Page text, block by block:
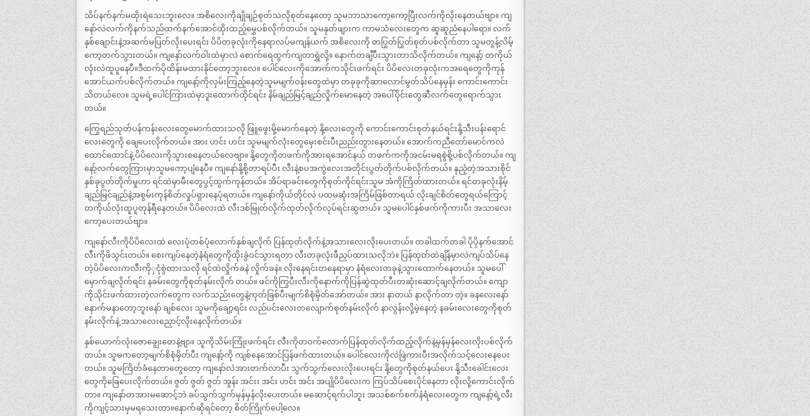
သိပ်နက်နက်မထိုးရဲသေးဘူးလေ။ အစိလေးကိုချိုချဉ်စုတ်သလိုစုတ်နေတော့ သူမဘာသာကော့ကော့ပြီးလက်ကိုလိုးနေတယ်ဗျာ။ ကျ
နော်လဲလက်ကိုနက်သည်ထက်နက်အောင်ထိုးထည့်မွှေပစ်လိုက်တယ်။ သူမနုတ်ဖျားက ကာမသံလေးတွေက ဆူဆူညံနေပါရော။ လက်
နှစ်ချောင်းနဲ့အဆက်မပြတ်လိုးပေးရင်း ပိပိတခုလုံးကိုနေရာလပ်မကျန်ယက် အစိလေးကို တပြွတ်ပြွတ်စုတ်ပစ်လိုက်တာ သူမတွန့်လိမ့်
ကော့တက်သွားတယ်။ ကျနော်လက်ဝါးထဲမှာလဲ စောက်ရေထွက်ကျတာရွှဲလို့။ နောက်တချီပီးသွားတာသိလိုက်တယ်။ ကျနော့် တကိုယ်
လုံးလဲထူပူနေပီ။ဒီထက်ပိုထိန်းမထားနိုင်တော့ဘူးလေ။ ပေါင်လေးကိုအောက်ကသိုင်းဖက်ရင်း ပိပိလေးတခုလုံးကအရေတွေကိုကုန်
အောင်ယက်ပစ်လိုက်တယ်။ ကျနော့်ကိုလှမ်းကြည့်နေတဲ့သူမမျက်ဝန်းတွေထဲမှာ တခုခုကိုဆာလောင်မွတ်သိပ်နေမှန်း ကောင်းကောင်း
သိတယ်လေ။ သူမရဲ့ပေါင်ကြားထဲမှာဒူးထောက်ထိုင်ရင်း နိမ်ချည်မြင့်ချည်လှိုက်မောနေတဲ့ အပေါ်ပိုင်းတွေဆီလက်တွေရောက်သွား
တယ်။
ကြွေရည်သုတ်ပန်ကန်းလေးတွေမောက်ထားသလို ဖြူဖွေးမို့မောက်နေတဲ့ နို့လေးတွေကို ကောင်းကောင်းစုတ်နယ်ရင်းနို့သီးပန်းရောင်
လေးတွေကို ချေပေးလိုက်တယ်။ အား ဟင်း ဟင်း သူမမျက်လုံးတွေမှေးစင်းပီးညည်းတွားနေတယ်။ အောက်ကညီတော်မောင်ကလဲ
ထောင်ထောင်နဲ့ ပိပိလေးကိုသွားစနေတယ်လေဗျာ။ နို့တွေကိုတဖက်ကိုအားရအောင်နယ် တဖက်ကကိုအငမ်းမရစွဲစို့ပစ်လိုက်တယ်။ ကျ
နော့်လက်တွေကြားမှာသူမကော့ပျံနေပီ။ ကျနော်နို့စို့တာရပ်ပီး လီးနဲ့စပအကွဲလေးအတိုင်းပွတ်တိုက်ပစ်လိုက်တယ်။ နုညံ့တဲ့အသားစိုင်
နှစ်ခုပွတ်တိုက်မှုဟာ ရင်ထဲမှာမီးတွေပွင့်ထွက်ကုန်တယ်။ အိပ်ရာခင်းတွေကိုစုတ်ကိုင်ရင်းသူမ အံကိုကြိတ်ထားတယ်။ ရင်တခုလုံးနိမ့်
ချည်မြင်ချည်နဲ့အစွမ်းကုန်စိတ်လှုပ်ရှားနေပုံရတယ်။ ကျနော်ကိုယ်တိုင်လဲ ပထမဆုံးအကြိမ်ဖြစ်တာရယ် လိုးချင်စိတ်တွေရယ်ကြောင့်
တကိုယ်လုံးထူပူတုန်ရီနေတယ်။ ပိပိလေးထဲ လီးဒစ်မြုတ်လိုက်ထုတ်လိုက်လုပ်ရင်းဆွတယ်။ သူမပေါင်နှစ်ဖက်ကိုကားပီး အသာလေး
ကော့ပေးတယ်ဗျာ။
ကျနော်လီးကိုပိပိလေးထဲ လေးပုံတစ်ပုံလောက်နှစ်ချလိုက် ပြန်ထုတ်လိုက်နဲ့အသားလေးလိုးပေးတယ်။ တခါထက်တခါ ပိုပိုနက်အောင်
လီးကိုဖိသွင်းတယ်။ စေးကျပ်နေတဲ့နံရံတွေကိုထိုးခွဲဝင်သွားရတာ လီးတခုလုံးဖီညှပ်ထားသလိုဘဲ။ ပြန်ထုတ်ထဲချိန်မှာလဲကျပ်သိပ်နေ
တဲ့ပိပိလေးကလီးကိုှငုံစွဲထားသလို ရင်ထဲလှိုက်ခနဲ လှိုက်ခနဲ။ လိုးနေရင်းတနေရာမှာ နံရံလေးတခုနဲ့သွားထောက်နေတယ်။ သူမပေါ်
မှောက်ချလိုက်ရင်း နခမ်းတွေကိုစုတ်နမ်းလိုက် တယ်။ ဖင်ကိုကြွပီးလီးကိုနောက်ကိုပြန်ဆွဲထုတ်ပီးတဆုံးဆောင့်ချလိုက်တယ်။ ကျော
ကိုသိုင်းဖက်ထားတဲ့လက်တွေက လက်သည်းတွေနဲ့ကုတ်ခြစ်ပီးမျက်စိစုံမှိတ်အော်တယ်။ အား နာတယ် နာလိုက်တာ တဲ့။ ခနလေးနော်
နောက်မနာတော့ဘူးနော် ချစ်လေး သူမကိုချော့ရင်း လည်ပင်းလေးတလျောက်စုတ်နမ်းလိုက် နာလွန်းလို့မဲ့နေတဲ့ နခမ်းလေးတွေကိုစုတ်
နမ်းလိုက်နဲ့ အသာလေးညှောင့်လိုးနေလိုက်တယ်။
နှစ်ယောက်လုံးဇောချွေးတေနဲ့ဗျာ။ သူကိုသိမ်းကြုံးဖက်ရင်း လီးကိုတဝက်လောက်ပြန်ထုတ်လိုက်ထည့်လိုက်နဲ့မှန်မှန်လေးလိုးပစ်လိုက်
တယ်။ သူမကတော့မျက်စိစုံမှိတ်ပီး ကျနော့်ကို ကျစ်နေအောင်ပြန်ဖက်ထားတယ်။ ပေါင်လေးကိုလဲဖြဲကားပီးအလိုက်သင့်လေးနေပေး
တယ်။ သူမကြိတ်ခံနေတာတွေတော့ ကျနော်လဲအားတက်လာပီး သွက်သွက်လေးလိုးပေးရင်း နို့တွေကိုစုတ်နယ်ပေး နို့သီးခေါင်းလေး
တွေကိုခြေပေးလိုက်တယ်။ ဇွတ် ဇွတ် ဇွတ် အွန်း အင်းး အင်း ဟင်း အင်း အပျိုပိပိလေးက ကြပ်သိပ်စေးပိုင်နေတာ လိုးလို့ကောင်းလိုက်
တာ။ ကျနော်တအားမဆောင့်ဘဲ ခပ်သွက်သွက်မှန်မှန်လိုးပေးတယ်။ မဆောင့်ရက်ပါဘူး အသစ်စက်စက်နံရံလေးတွေက ကျနော့်ရဲ့လီး
ကိုကျင့်သားမှမရသေးတာ။နောက်ဆိုရင်တော့ စိတ်ကြိုက်ပေါ့လေ။